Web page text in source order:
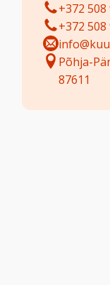
+372 508
+372 508
Põhja-
87611